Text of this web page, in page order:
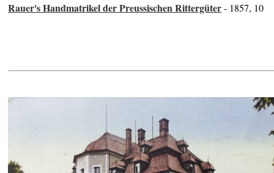
Rauer's Handmatrikel der Preussischen Rittergüter- 1857, 10